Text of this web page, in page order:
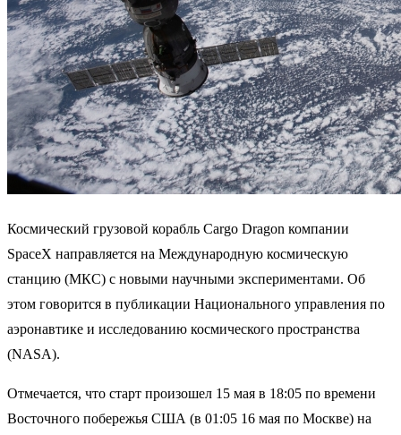
Космический грузовой корабль Cargo Dragon компании
SpaceX направляется на Международную космическую
станцию ​​(МКС) с новыми научными экспериментами. Об
этом говорится в публикации Национального управления по
аэронавтике и исследованию космического пространства
(NASA).
Отмечается, что старт произошел 15 мая в 18:05 по времени
Восточного побережья США (в 01:05 16 мая по Москве) на